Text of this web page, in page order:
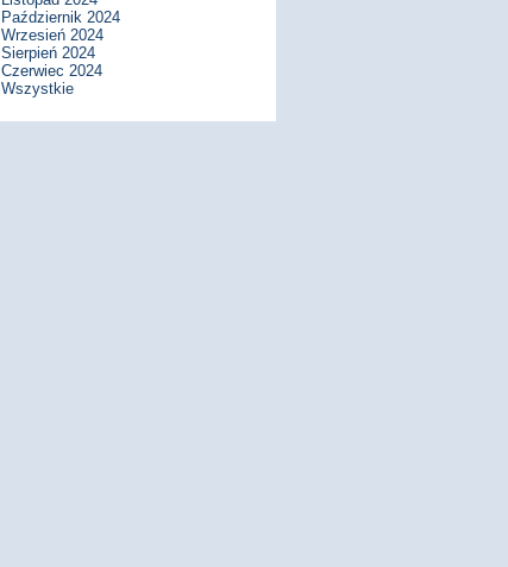
Październik 2024
Wrzesień 2024
Sierpień 2024
Czerwiec 2024
Wszystkie